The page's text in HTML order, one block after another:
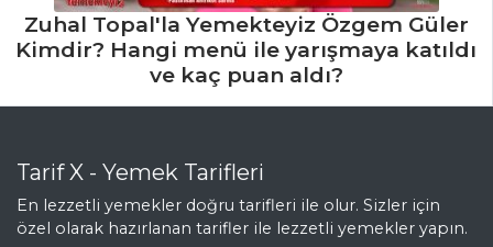
Zuhal Topal'la Yemekteyiz Özgem Güler
Kimdir? Hangi menü ile yarışmaya katıldı
ve kaç puan aldı?
Tarif X - Yemek Tarifleri
En lezzetli yemekler doğru tarifleri ile olur. Sizler için
özel olarak hazırlanan tarifler ile lezzetli yemekler yapın.